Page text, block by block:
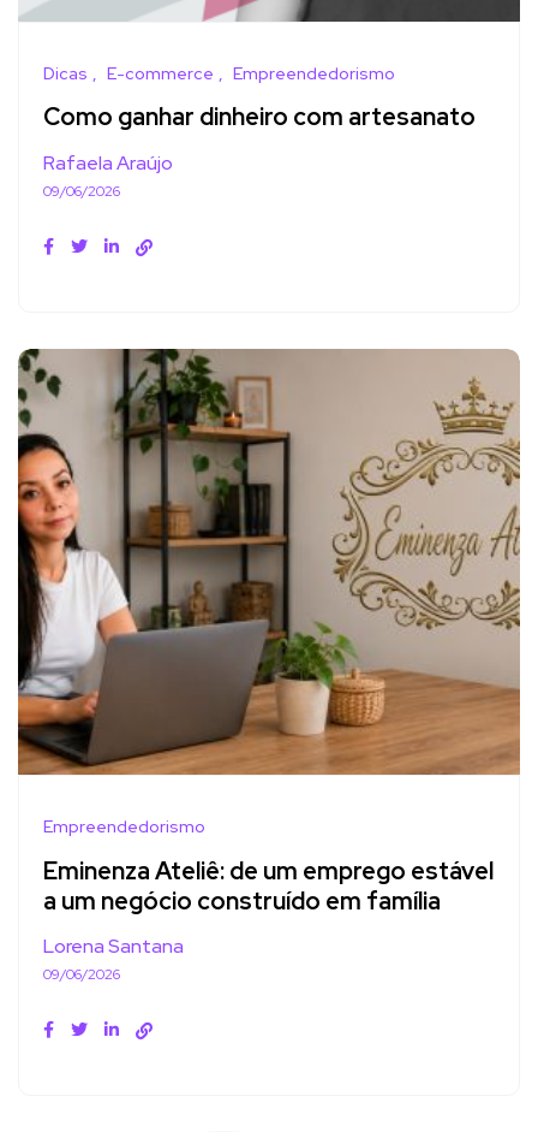
Dicas E-commerce Empreendedorismo
Como ganhar dinheiro com artesanato
Rafaela Araújo
09/06/2026
Empreendedorismo
Eminenza Ateliê: de um emprego estável
a um negócio construído em família
Lorena Santana
09/06/2026